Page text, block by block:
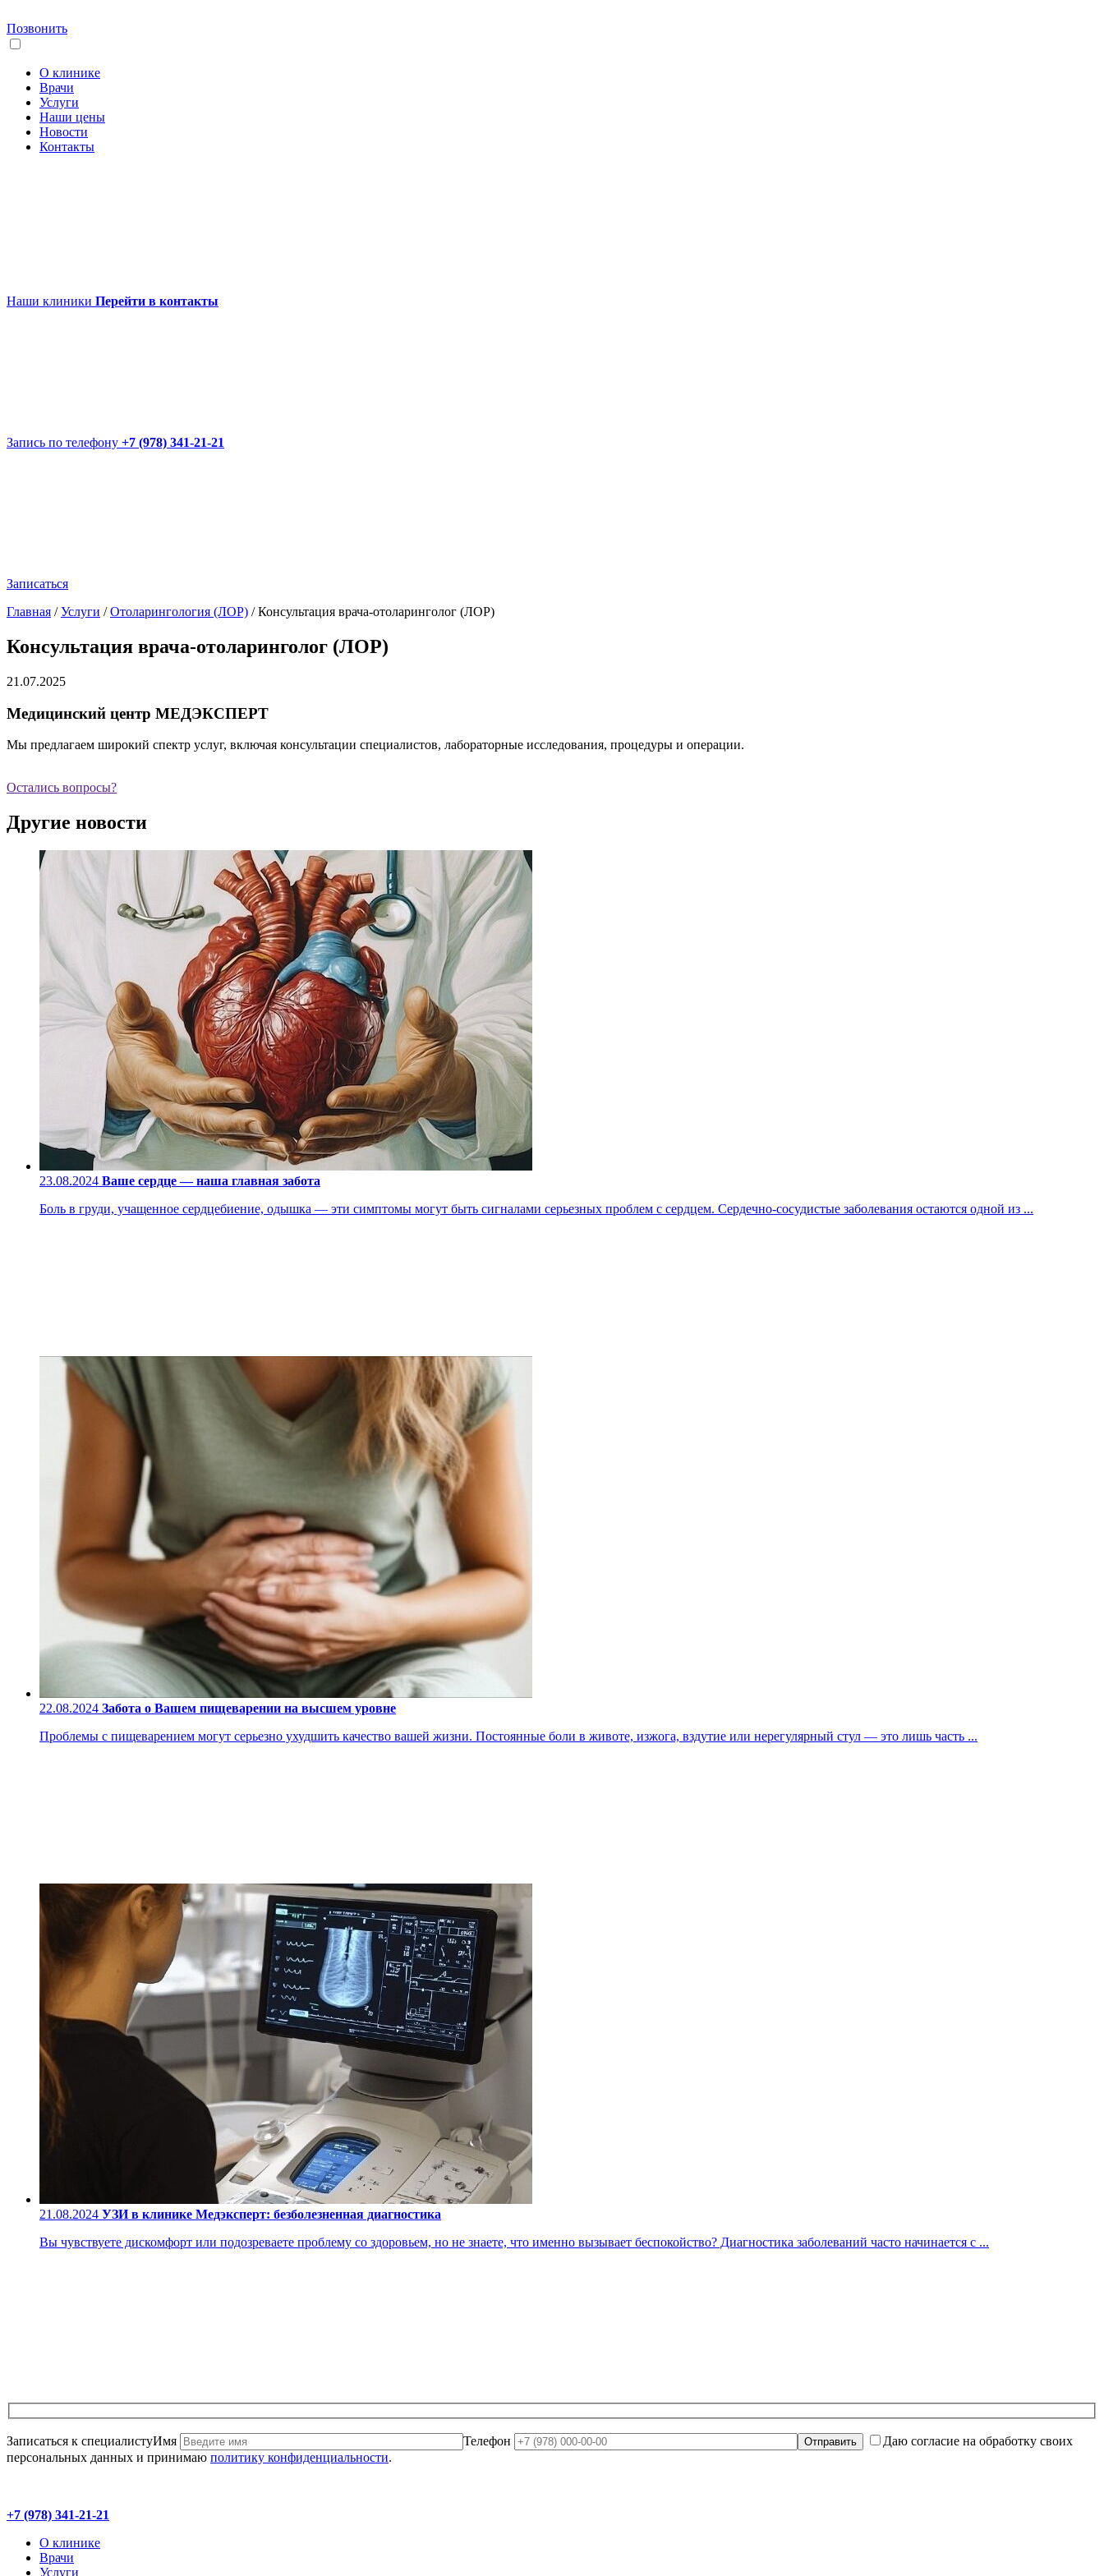
Позвонить
О клинике
Врачи
Услуги
Наши цены
Новости
Контакты
Наши клиники Перейти в контакты
Запись по телефону +7 (978) 341-21-21
Записаться
Главная /Услуги /Отоларингология (ЛОР) /Консультация врача-отоларинголог (ЛОР)
Консультация врача-отоларинголог (ЛОР)
21.07.2025
Медицинский центр МЕДЭКСПЕРТ
Мы предлагаем широкий спектр услуг, включая консультации специалистов, лабораторные исследования, процедуры и операции.
Остались вопросы?
Другие новости
23.08.2024 Ваше сердце — наша главная забота
Боль в груди, учащенное сердцебиение, одышка — эти симптомы могут быть сигналами серьезных проблем с сердцем. Сердечно-сосудистые заболевания остаются одной из ...
22.08.2024 Забота о Вашем пищеварении на высшем уровне
Проблемы с пищеварением могут серьезно ухудшить качество вашей жизни. Постоянные боли в животе, изжога, вздутие или нерегулярный стул — это лишь часть ...
21.08.2024 УЗИ в клинике Медэксперт: безболезненная диагностика
Вы чувствуете дискомфорт или подозреваете проблему со здоровьем, но не знаете, что именно вызывает беспокойство? Диагностика заболеваний часто начинается с ...
Записаться к специалистуИмя Телефон
Даю согласие на обработку своих
персональных данных и принимаю политику конфиденциальности.
+7 (978) 341-21-21
О клинике
Врачи
Услуги